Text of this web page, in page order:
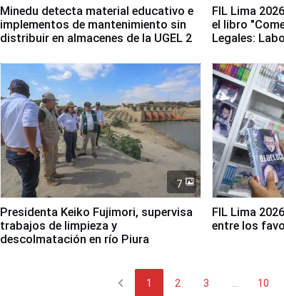
Minedu detecta material educativo e
implementos de mantenimiento sin
distribuir en almacenes de la UGEL 2
FIL Lima
el libro
Legales:
7
Presidenta Keiko Fujimori, supervisa
trabajos de limpieza y
descolmatación en río Piura
FIL Lima
entre los
chevron_left 1 2 3 ... 10